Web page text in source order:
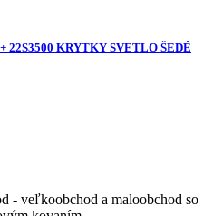
22S3500 KRYTKY SVETLO ŠEDÉ
- veľkoobchod a maloobchod so